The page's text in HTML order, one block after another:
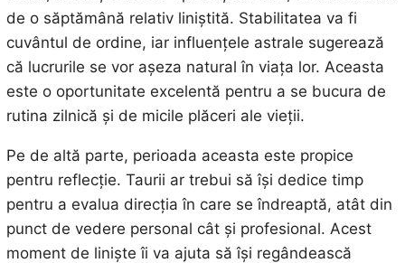
de o săptămână relativ liniștită. Stabilitatea va fi
cuvântul de ordine, iar influențele astrale sugerează
că lucrurile se vor așeza natural în viața lor. Aceasta
este o oportunitate excelentă pentru a se bucura de
rutina zilnică și de micile plăceri ale vieții.
Pe de altă parte, perioada aceasta este propice
pentru reflecție. Taurii ar trebui să își dedice timp
pentru a evalua direcția în care se îndreaptă, atât din
punct de vedere personal cât și profesional. Acest
moment de liniște îi va ajuta să își regândească